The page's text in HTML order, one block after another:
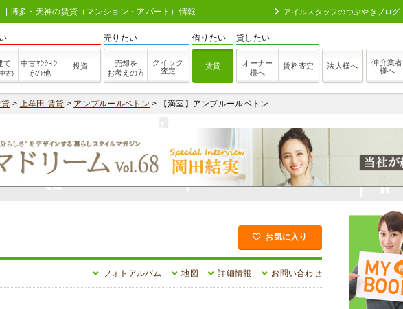
博多・天神の賃貸（マンション・アパート）情報 アイルスタッフのつぶやきブログ
て
古)
中古ﾏﾝｼｮﾝ
その他
投資
売りたい
売却を
お考えの方
クイック
査定
借りたい
賃貸
貸したい
オーナー
様へ
賃料査定 法人様へ
仲介業者
様へ
> 上牟田 賃貸 > アンプルールベトン > 【満室】アンプルールベトン
お気に入り
フォトアルバム 地図 詳細情報 お問い合わせ